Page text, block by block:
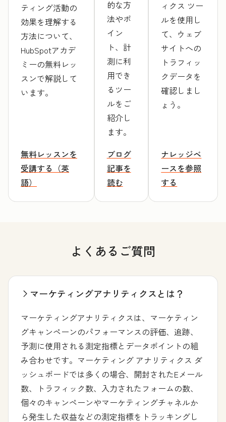
ティング活動の
効果を理解する
方法について、
HubSpotアカデ
ミーの無料レッ
スンで解説して
います。
無料レッスンを
受講する（英
語）
的な方
法やポ
イン
ト、計
測に利
用でき
るツー
ルをご
紹介し
ます。
ブログ
記事を
読む
ィクス ツー
ルを使用し
て、ウェブ
サイトへの
トラフィッ
クデータを
確認しまし
ょう。
ナレッジベ
ースを参照
する
よくあるご質問
マーケティングアナリティクスとは？
マーケティングアナリティクスは、マーケティン
グキャンペーンのパフォーマンスの評価、追跡、
予測に使用される測定指標とデータポイントの組
み合わせです。マーケティング アナリティクス ダ
ッシュボードでは多くの場合、開封されたEメール
数、トラフィック数、入力されたフォームの数、
個々のキャンペーンやマーケティングチャネルか
ら発生した収益などの測定指標をトラッキングし